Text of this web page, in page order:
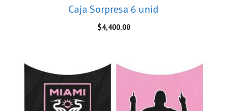
Caja Sorpresa 6 unid
$4,400.00